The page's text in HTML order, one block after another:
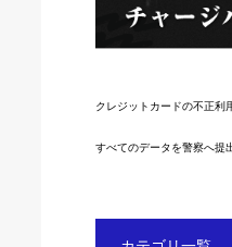
クレジットカードの不正利
すべてのデータを警察へ提